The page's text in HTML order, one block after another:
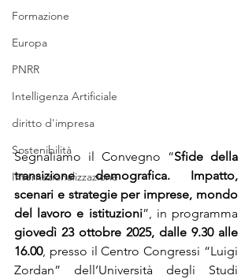
Formazione
Europa
PNRR
Intelligenza Artificiale
diritto d'impresa
Sostenibilità
Internazionalizzazione
Segnaliamo il Convegno “Sfide della
transizione demografica. Impatto,
scenari e strategie per imprese, mondo
del lavoro e istituzioni
giovedì 23 ottobre 2025, dalle 9.30 alle
16.00, presso il Centro Congressi “Luigi
Zordan” dell’Università degli Studi